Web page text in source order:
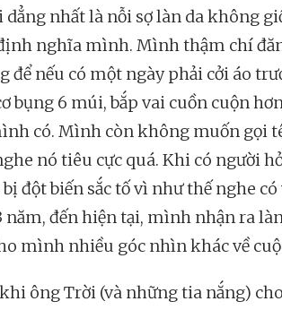
dẳng nhất là nỗi sợ làn da không
nghĩa mình. Mình thậm chí
để nếu có một ngày phải cởi áo
bụng 6 múi, bắp vai cuồn cuộn
có. Mình còn không muốn gọi
nó tiêu cực quá. Khi có người
đột biến sắc tố vì như thế nghe
năm, đến hiện tại, mình nhận ra
mình nhiều góc nhìn khác về
ông Trời (và những tia nắng)